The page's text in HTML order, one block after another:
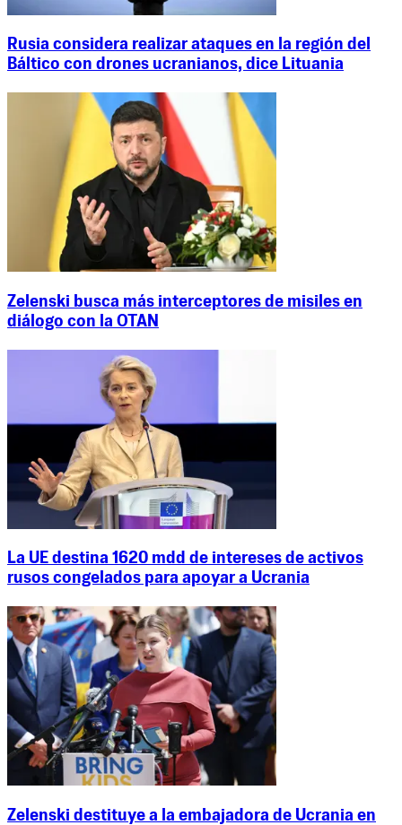
Rusia considera realizar ataques en la región del
Báltico con drones ucranianos, dice Lituania
Zelenski busca más interceptores de misiles en
diálogo con la OTAN
La UE destina 1620 mdd de intereses de activos
rusos congelados para apoyar a Ucrania
Zelenski destituye a la embajadora de Ucrania en